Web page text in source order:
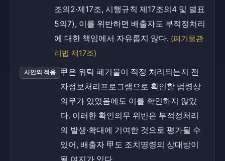
조의2·제17조, 시행규칙 제17조의4 및 별표
5의7), 이를 위반하면 배출자도 부적정처리
에 대한 책임에서 자유롭지 않다. (폐기물관
리법 제17조)
사안의 적용
甲은 위탁 폐기물이 적정 처리되는지 전
자정보처리프로그램으로 확인할 법령상
의무가 있었음에도 이를 확인하지 않았
다. 이러한 확인의무 위반은 부적정처리
의 발생·확대에 기여한 것으로 평가될 수
있어, 배출자 甲도 조치명령의 상대방이